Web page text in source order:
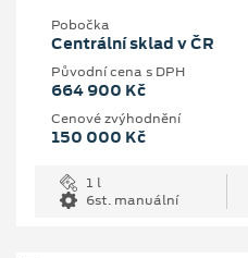
Pobočka
Centrální sklad v ČR
Původní cena s DPH
664 900 Kč
Cenové zvýhodnění
150 000 Kč
1 l
6st. manuální